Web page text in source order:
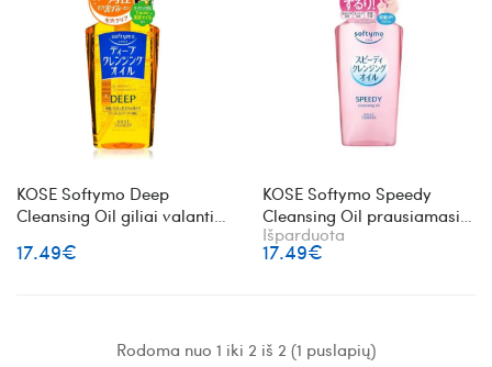
KOSE Softymo Deep
Cleansing Oil giliai valantis
17.49€
KOSE Softymo Speedy
Cleansing Oil prausiamasis
veido aliejus
Išparduota
17.49€
Rodoma nuo 1 iki 2 iš 2 (1 puslapių)